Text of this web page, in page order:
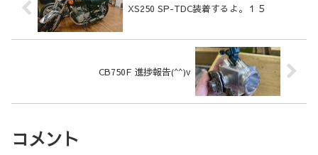
XS250 SP-TDC装着するよ。１５
CB750F 進捗報告(^^)v
コメント